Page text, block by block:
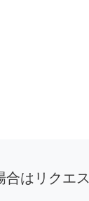
合はリクエス